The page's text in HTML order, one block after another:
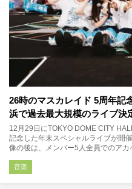
26時のマスカレイド 5周年記
浜で過去最大規模のライブ決
12月29日にTOKYO DOME CITY
記念した年末スペシャルライブが開
像の後は、メンバー5人全員でのア
音楽